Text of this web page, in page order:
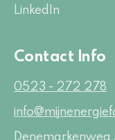
LinkedIn
Contact Info
0523 - 272 278
Denemarkenweg